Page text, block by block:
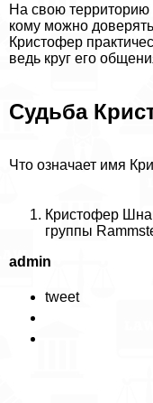
На свою территорию
кому можно
Кристофер
ведь круг его
Судьба
Что означает имя
Кристофер
группы
admin
tweet